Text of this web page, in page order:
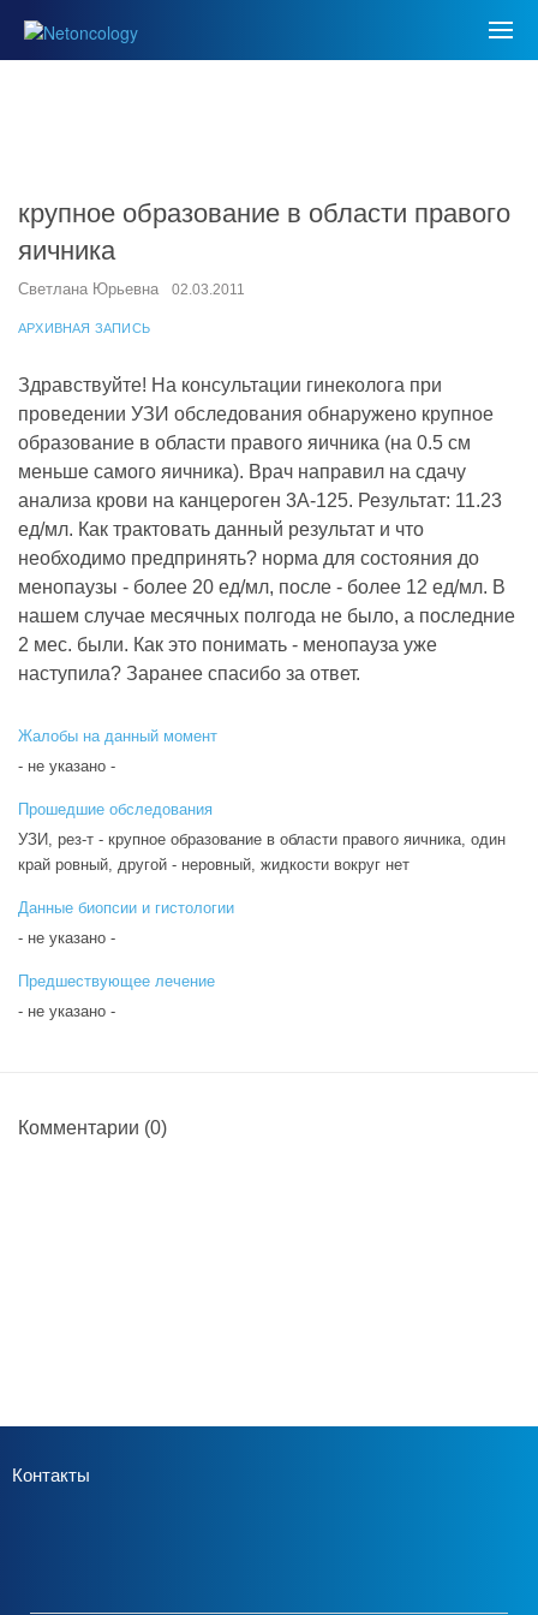
крупное образование в области правого
яичника
Светлана Юрьевна 02.03.2011
АРХИВНАЯ ЗАПИСЬ
Здравствуйте! На консультации гинеколога при
проведении УЗИ обследования обнаружено крупное
образование в области правого яичника (на 0.5 см
меньше самого яичника). Врач направил на сдачу
анализа крови на канцероген 3А-125. Результат: 11.23
ед/мл. Как трактовать данный результат и что
необходимо предпринять? норма для состояния до
менопаузы - более 20 ед/мл, после - более 12 ед/мл. В
нашем случае месячных полгода не было, а последние
2 мес. были. Как это понимать - менопауза уже
наступила? Заранее спасибо за ответ.
Жалобы на данный момент
- не указано -
Прошедшие обследования
УЗИ, рез-т - крупное образование в области правого яичника, один
край ровный, другой - неровный, жидкости вокруг нет
Данные биопсии и гистологии
- не указано -
Предшествующее лечение
- не указано -
Комментарии (0)
Контакты